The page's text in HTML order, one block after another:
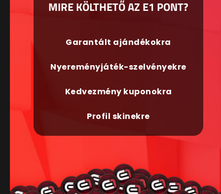
MIRE KÖLTHETŐ AZ E1 PONT?
Garantált ajándékokra
Nyereményjáték-szelvényekre
Kedvezmény kuponokra
Profil skinekre